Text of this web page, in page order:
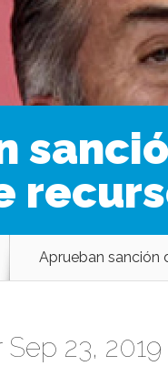
Aprueban sanción
23, 2019 |